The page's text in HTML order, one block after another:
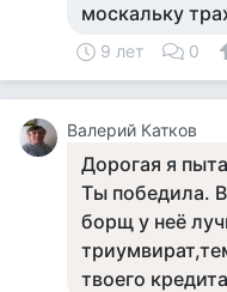
москальку
9 лет 0
Валерий Катков
Дорогая я
Ты победила.
борщ у неё
твоего